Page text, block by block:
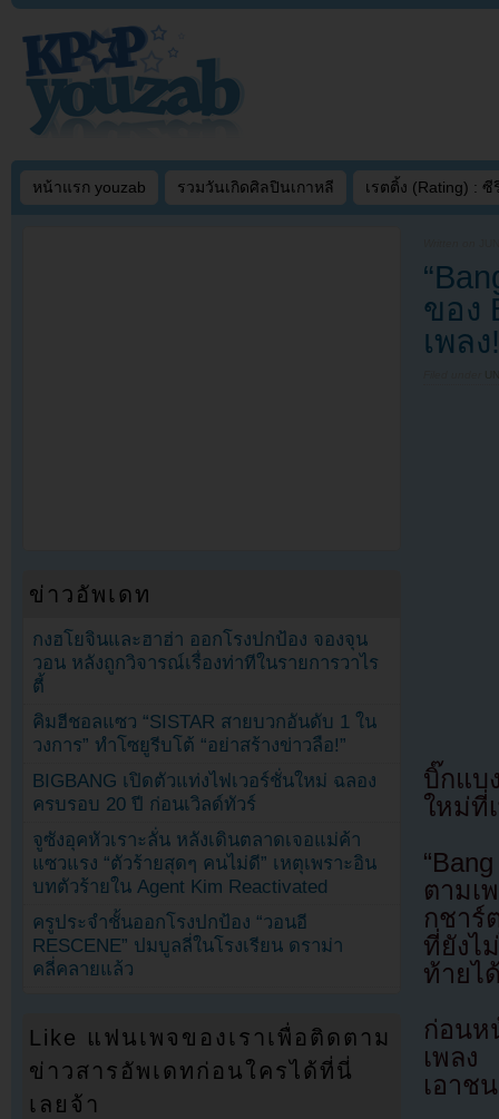
หน้าแรก youzab รวมวันเกิดศิลปินเกาหลี เรตติ้ง (Rating) : ซี
ของ
เพลง
บิ๊กแบ
ใหม่ที่
ตามเ
กชาร์
ที่ยังไ
ท้ายไ
ก่อนห
เพลง
เอาช
ข่าวอัพเดท
กงฮโยจินและฮาฮ่า ออกโรงปกป้อง จองจุน
วอน หลังถูกวิจารณ์เรื่องท่าทีในรายการวาไร
ตี้
คิมฮีชอลแซว “SISTAR สายบวกอันดับ 1 ใน
วงการ” ทำโซยูรีบโต้ “อย่าสร้างข่าวลือ!”
BIGBANG เปิดตัวแท่งไฟเวอร์ชั่นใหม่ ฉลอง
ครบรอบ 20 ปี ก่อนเวิลด์ทัวร์
จูซังอุคหัวเราะลั่น หลังเดินตลาดเจอแม่ค้า
แซวแรง “ตัวร้ายสุดๆ คนไม่ดี” เหตุเพราะอิน
บทตัวร้ายใน Agent Kim Reactivated
ครูประจำชั้นออกโรงปกป้อง “วอนอี
RESCENE” ปมบูลลี่ในโรงเรียน ดราม่า
คลี่คลายแล้ว
Like แฟนเพจของเราเพื่อติดตาม
ข่าวสารอัพเดทก่อนใครได้ที่นี่
เลยจ้า